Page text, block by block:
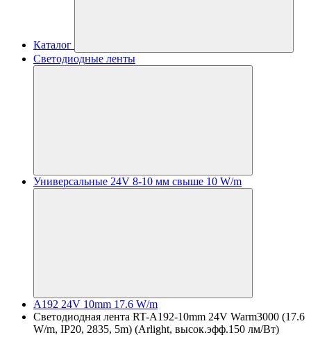
Каталог
Светодиодные ленты
Универсальные 24V 8-10 мм свыше 10 W/m
A192 24V 10mm 17.6 W/m
Светодиодная лента RT-A192-10mm 24V Warm3000 (17.6
W/m, IP20, 2835, 5m) (Arlight, высок.эфф.150 лм/Вт)